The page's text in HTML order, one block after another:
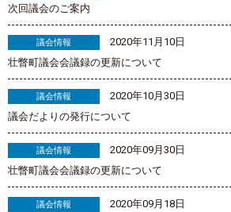
次回議会のご案内
議会情報
2020年11月10日
壮瞥町議会会議録の更新について
議会情報
2020年10月30日
議会だよりの発行について
議会情報
2020年09月30日
壮瞥町議会会議録の更新について
議会情報
2020年09月18日